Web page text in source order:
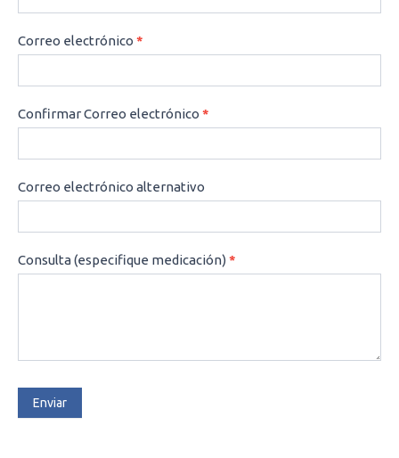
Correo electrónico *
Confirmar Correo electrónico *
Correo electrónico alternativo
Consulta (especifique medicación)*
Enviar